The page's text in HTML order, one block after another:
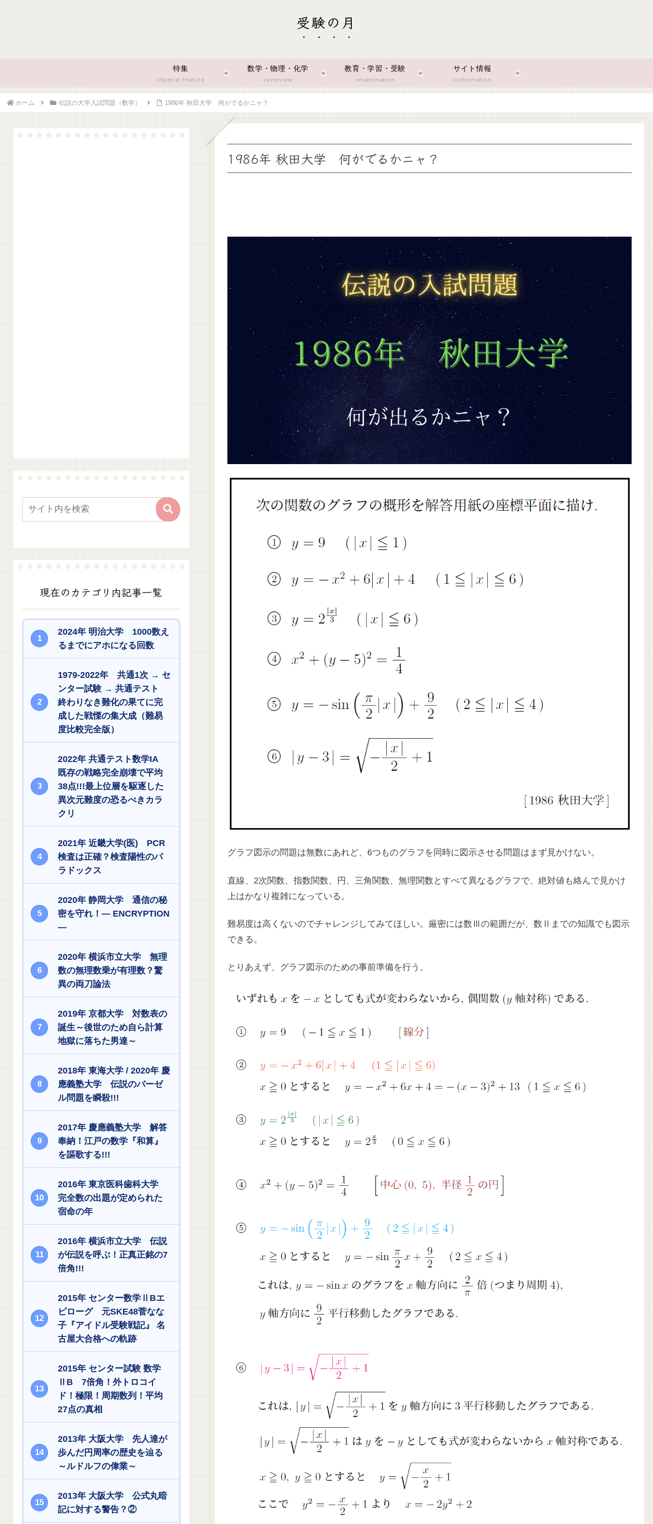
受験の月
特集
Special Feature
数学・物理・化学
overview
教育・学習・受験
examination
サイト情報
information
ホーム 伝説の大学入試問題（数学） 1986年 秋田大学 何がでるかニャ？
1986年 秋田大学 何がでるかニャ？
グラフ図示の問題は無数にあれど、6つものグラフを同時に図示させる問題はまず見かけない。
直線、2次関数、指数関数、円、三角関数、無理関数とすべて異なるグラフで、絶対値も絡んで見かけ
上はかなり複雑になっている。
難易度は高くないのでチャレンジしてみてほしい。厳密には数Ⅲの範囲だが、数Ⅱまでの知識でも図示
できる。
とりあえず、グラフ図示のための事前準備を行う。
現在のカテゴリ内記事一覧
2024年 明治大学 1000数え
るまでにアホになる回数
1979-2022年 共通1次 → セ
ンター試験 → 共通テスト
終わりなき難化の果てに完
成した戦慄の集大成（難易
度比較完全版）
2022年 共通テスト数学IA
既存の戦略完全崩壊で平均
38点!!!最上位層を駆逐した
異次元難度の恐るべきカラ
クリ
2021年 近畿大学(医) PCR
検査は正確？検査陽性のパ
ラドックス
2020年 静岡大学 通信の秘
密を守れ！― ENCRYPTION
―
2020年 横浜市立大学 無理
数の無理数乗が有理数？驚
異の両刀論法
2019年 京都大学 対数表の
誕生～後世のため自ら計算
地獄に落ちた男達～
2018年 東海大学 / 2020年 慶
應義塾大学 伝説のバーゼ
ル問題を瞬殺!!!
2017年 慶應義塾大学 解答
奉納！江戸の数学『和算』
を謳歌する!!!
2016年 東京医科歯科大学
完全数の出題が定められた
宿命の年
2016年 横浜市立大学 伝説
が伝説を呼ぶ！正真正銘の7
倍角!!!
2015年 センター数学ⅡBエ
ピローグ 元SKE48菅なな
子『アイドル受験戦記』 名
古屋大合格への軌跡
2015年 センター試験 数学
ⅡB 7倍角！外トロコイ
ド！極限！周期数列！平均
27点の真相
2013年 大阪大学 先人達が
歩んだ円周率の歴史を辿る
～ルドルフの偉業～
2013年 大阪大学 公式丸暗
記に対する警告？②